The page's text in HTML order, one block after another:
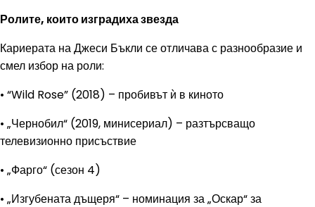
Ролите, които изградиха звезда
Кариерата на Джеси Бъкли се отличава с разнообразие и
смел избор на роли:
• “Wild Rose” (2018) – пробивът ѝ в киното
• „Чернобил“ (2019, минисериал) – разтърсващо
телевизионно присъствие
• „Фарго“ (сезон 4)
• „Изгубената дъщеря“ – номинация за „Оскар“ за